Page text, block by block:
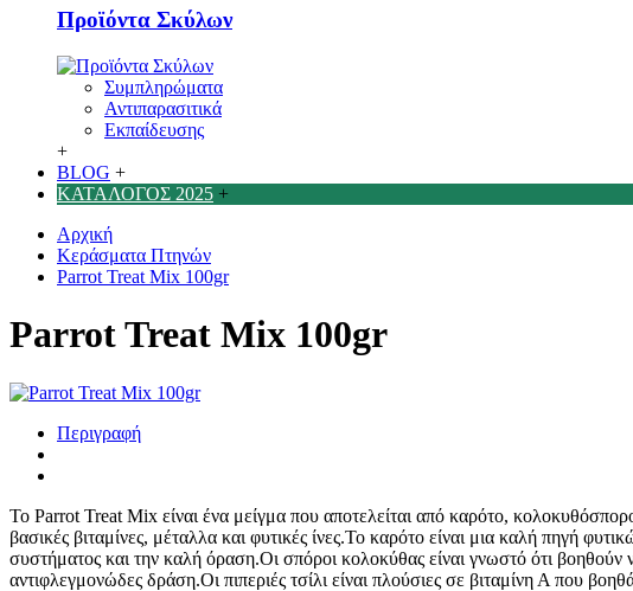
Προϊόντα Σκύλων
Συμπληρώματα
Αντιπαρασιτικά
Εκπαίδευσης
+
BLOG +
ΚΑΤΑΛΟΓΟΣ 2025 +
Αρχική
Κεράσματα Πτηνών
Parrot Treat Mix 100gr
Parrot Treat Mix 100gr
Περιγραφή
Το Parrot Treat Mix είναι ένα μείγμα που αποτελείται από καρότο,
βασικές βιταμίνες, μέταλλα και φυτικές ίνες.Το καρότο είναι μια καλή πηγή
συστήματος και την καλή όραση.Οι σπόροι κολοκύθας είναι γνωστό ότι βοηθούν
αντιφλεγμονώδες δράση.Οι πιπεριές τσίλι είναι πλούσιες σε βιταμίνη Α που